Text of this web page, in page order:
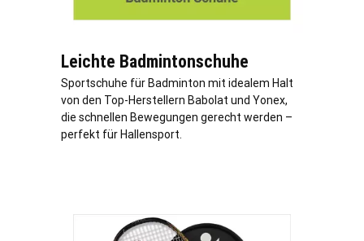
Leichte Badmintonschuhe
Sportschuhe für Badminton mit idealem Halt
von den Top-Herstellern Babolat und Yonex,
die schnellen Bewegungen gerecht werden –
perfekt für Hallensport.